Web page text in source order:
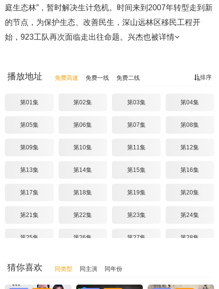
庭生态林”，暂时解决生计危机。时间来到2007年转型走到新
的节点，为保护生态、改善民生，深山远林区移民工程开
始，923工队再次面临走出往命题。兴杰也被详情
排序
播放地址 免费高速 免费一线 免费二线
第01集 第02集 第03集 第04集
第05集 第06集 第07集 第08集
第09集 第10集 第11集 第12集
第13集 第14集 第15集 第16集
第17集 第18集 第19集 第20集
第21集 第22集 第23集 第24集
第25集 第26集 第27集 第28集
猜你喜欢 同类型 同主演 同年份